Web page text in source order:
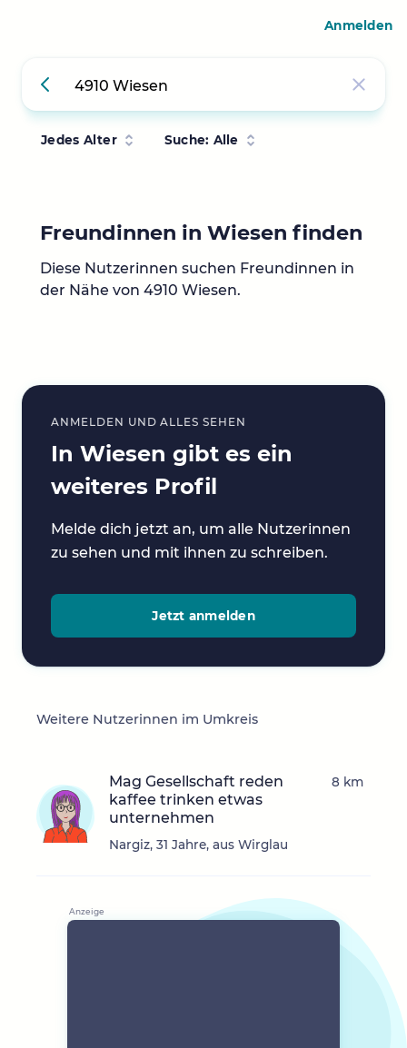
Jedes Alter Suche: Alle
Freundinnen in Wiesen finden
Diese Nutzerinnen suchen Freundinnen in
der Nähe von 4910 Wiesen.
ANMELDEN UND ALLES SEHEN
In Wiesen gibt es ein
weiteres Profil
Melde dich jetzt an, um alle Nutzerinnen
zu sehen und mit ihnen zu schreiben.
Jetzt anmelden
Weitere Nutzerinnen im Umkreis
Mag Gesellschaft reden
kaffee trinken etwas
unternehmen
Nargiz, 31 Jahre, aus Wirglau
8 km
Anmelden